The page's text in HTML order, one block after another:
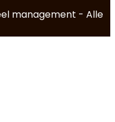
management - Alle